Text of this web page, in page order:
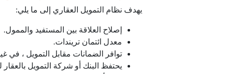
يهدف نظام التمويل العقاري إلى ما يلي:
إصلاح العلاقة بين المستفيد والممول.
معدل ائتمان تريندات.
توافر الضمانات مقابل التمويل ، في
يحتفظ البنك أو شركة التمويل